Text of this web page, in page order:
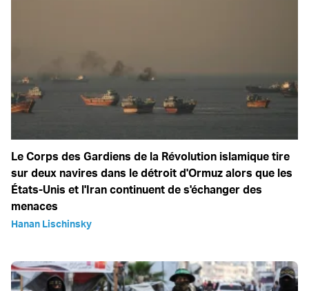
Le Corps des Gardiens de la Révolution islamique tire
sur deux navires dans le détroit d'Ormuz alors que les
États-Unis et l'Iran continuent de s'échanger des
menaces
Hanan Lischinsky